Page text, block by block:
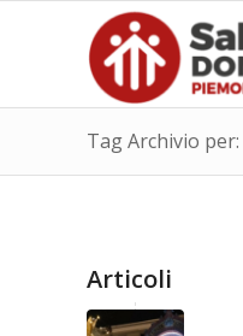
Tag Archivio
Articoli